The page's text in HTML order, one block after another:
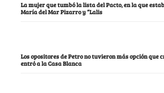
La mujer que tumbó la lista del Pacto, en la que
María del Mar Pizarro y “Lalis
Los opositores de Petro no tuvieron más opción
entró a la Casa Blanca